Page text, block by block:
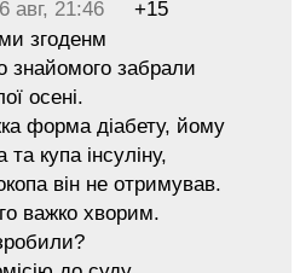
6 авг, 21:46
+15
згоденм
знайомого забрали
осені.
форма діабету, йому
та купа інсуліну,
він не отримував.
важко хворим.